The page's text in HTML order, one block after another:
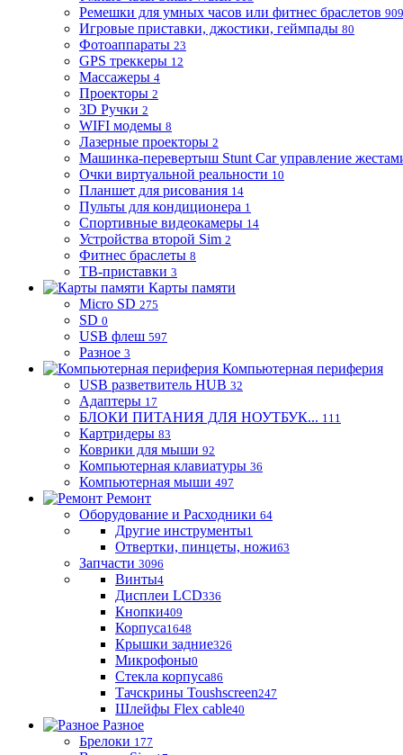
Ремешки для умных часов или фитнес браслетов 909
Игровые приставки, джостики, геймпады 80
Фотоаппараты 23
GPS треккеры 12
Массажеры 4
Проекторы 2
3D Ручки 2
WIFI модемы 8
Лазерные проекторы 2
Машинка-перевертыш Stunt Car управление
Очки виртуальной реальности 10
Планшет для рисования 14
Пульты для кондиционера 1
Спортивные видеокамеры 14
Устройства второй Sim 2
Фитнес браслеты 8
ТВ-приставки 3
Карты памяти
Micro SD 275
SD 0
USB флеш 597
Разное 3
Компьютерная периферия
USB разветвитель HUB 32
Адаптеры 17
БЛОКИ ПИТАНИЯ ДЛЯ НОУТБУК... 111
Картридеры 83
Коврики для мыши 92
Компьютерная клавиатуры 36
Компьютерная мыши 497
Ремонт
Оборудование и Расходники 64
Другие инструменты1
Отвертки, пинцеты, ножи63
Запчасти 3096
Винты4
Дисплеи LCD336
Кнопки409
Корпуса1648
Крышки задние326
Микрофоны0
Стекла корпуса86
Тачскрины Toushscreen247
Шлейфы Flex cable40
Разное
Брелоки 177